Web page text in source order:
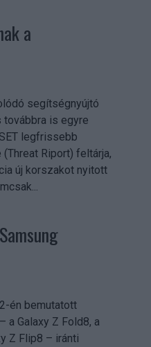
a
segítségnyújtó
továbbra is egyre
legfrissebb
Riport) feltárja,
új korszakot nyitott
én bemutatott
a Galaxy Z Fold8, a
Z Flip8 – iránti